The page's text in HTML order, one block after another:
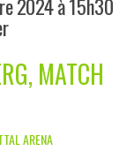
2024 à 15h30
MATCH
ARENA